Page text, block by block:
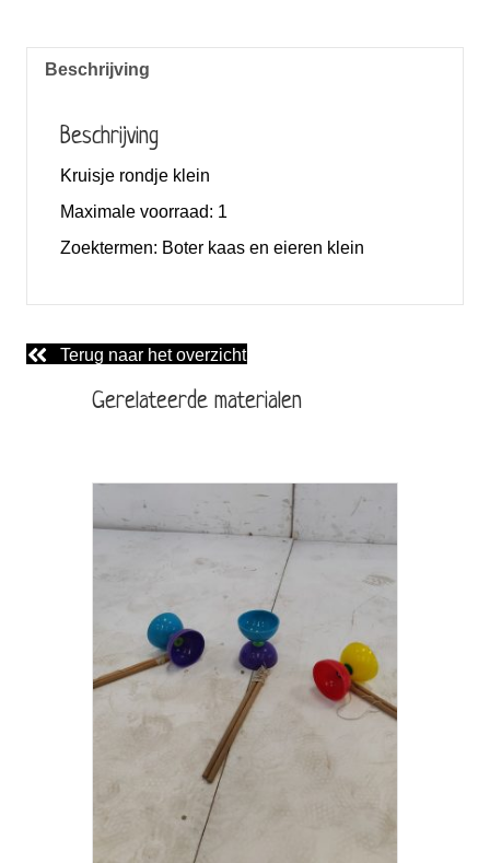
Beschrijving
Beschrijving
Kruisje rondje klein
Maximale voorraad: 1
Zoektermen: Boter kaas en eieren klein
Terug naar het overzicht
Gerelateerde materialen